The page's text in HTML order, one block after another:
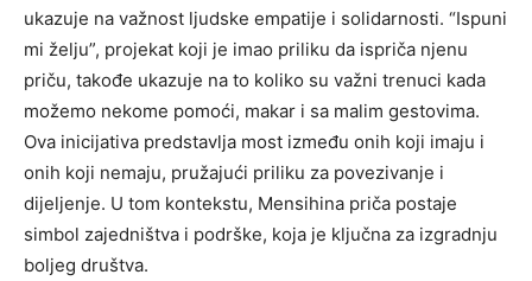
ukazuje na važnost ljudske empatije i solidarnosti. “Ispuni
mi želju”, projekat koji je imao priliku da ispriča njenu
priču, takođe ukazuje na to koliko su važni trenuci kada
možemo nekome pomoći, makar i sa malim gestovima.
Ova inicijativa predstavlja most između onih koji imaju i
onih koji nemaju, pružajući priliku za povezivanje i
dijeljenje. U tom kontekstu, Mensihina priča postaje
simbol zajedništva i podrške, koja je ključna za izgradnju
boljeg društva.